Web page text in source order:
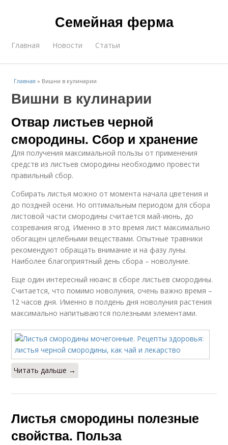
Семейная ферма
Главная Новости Статьи
Главная » Вишни в кулинарии
Вишни в кулинарии
Отвар листьев черной
смородины. Сбор и хранение
Для получения максимальной пользы от применения
средств из листьев смородины необходимо провести
правильный сбор.
Собирать листья можно от момента начала цветения и
до поздней осени. Но оптимальным периодом для сбора
листовой части смородины считается май-июнь, до
созревания ягод. Именно в это время лист максимально
обогащен целебными веществами. Опытные травники
рекомендуют обращать внимание и на фазу луны.
Наиболее благоприятный день сбора – новолуние.
Еще один интересный нюанс в сборе листьев смородины.
Считается, что помимо новолуния, очень важно время –
12 часов дня. Именно в полдень дня новолуния растения
максимально напитываются полезными элементами.
Читать дальше →
Листья смородины полезные
свойства. Польза